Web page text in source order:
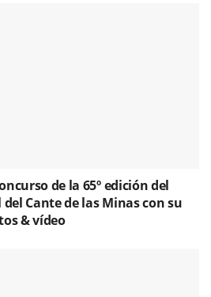
de la 65º edición del
Cante de las Minas con su
& vídeo